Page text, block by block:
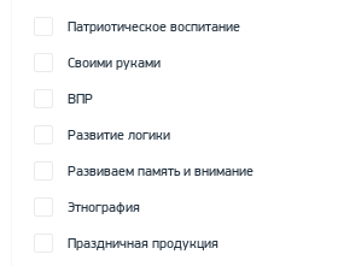
Патриотическое воспитание
Своими руками
ВПР
Развитие логики
Развиваем память и внимание
Этнография
Праздничная продукция